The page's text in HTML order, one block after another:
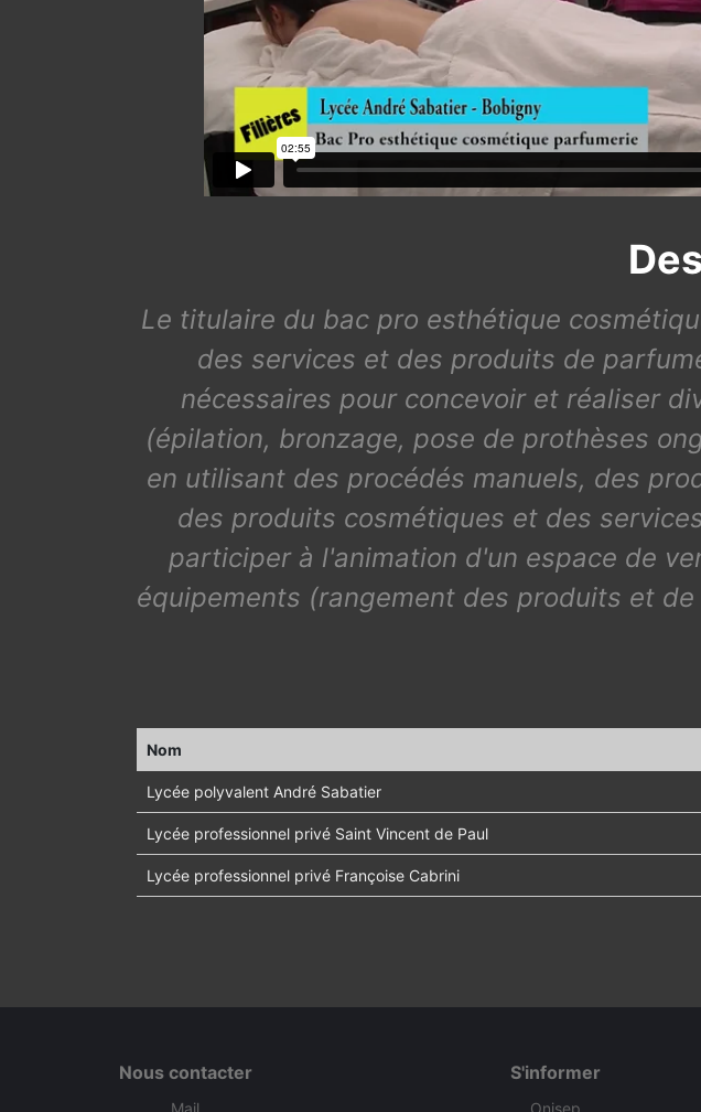
Le titulaire du bac pro esthétique
des services et des produits de
nécessaires pour concevoir et réaliser
(épilation, bronzage, pose de prothèses
en utilisant des procédés manuels, des
des produits cosmétiques et des
participer à l'animation d'un espace de
équipements (rangement des produits et
Nom
Lycée polyvalent André Sabatier
Lycée professionnel privé Saint Vincent de Paul
Lycée professionnel privé Françoise Cabrini
Nous contacter
Mail
S'informer
Onisep